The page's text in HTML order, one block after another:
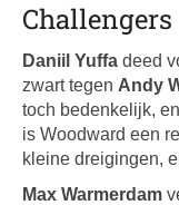
Challengers
Daniil Yuffa deed
zwart tegen Andy
toch bedenkelijk,
is Woodward een
kleine dreigingen,
Max Warmerdam